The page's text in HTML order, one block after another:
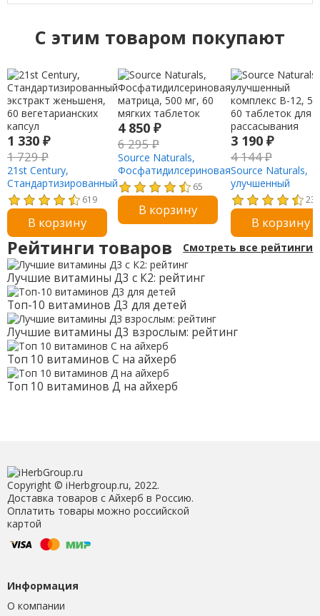
C этим товаром покупают
1 330 ₽
1 729₽
21st Century,
Стандартизированный
экстракт женьшеня,
60 вегетарианских
капсул
619
В корзину
4 850 ₽
6 295₽
Source Naturals,
Фосфатидилсериновая
матрица, 500 мг, 60
мягких таблеток
65
В корзину
3 190 ₽
4 144₽
Source Naturals,
улучшенный
комплекс B-12, 5
60 таблеток для
рассасывания
236
В корзину
Рейтинги товаров Смотреть все рейтинги
Лучшие витамины Д3 с К2: рейтинг
Топ-10 витаминов Д3 для детей
Лучшие витамины Д3 взрослым: рейтинг
Топ 10 витаминов С на айхерб
Топ 10 витаминов Д на айхерб
Copyright © iHerbgroup.ru, 2022.
Доставка товаров с Айхерб в Россию.
Оплатить товары можно российской
картой
Информация
О компании